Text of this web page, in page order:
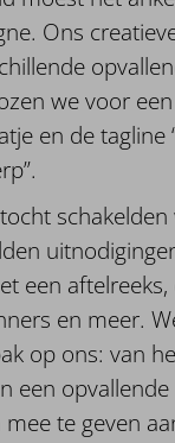
Ons
we voor
en de tagline
een aftelreeks,
en meer.
op ons: van
een
te geven